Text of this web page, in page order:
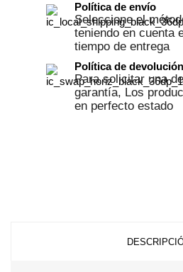
Política de envío
Seleccione el
teniendo en cuenta
tiempo de entrega
Política de devolución
Para solicitar una
garantía, Los
en perfecto estado